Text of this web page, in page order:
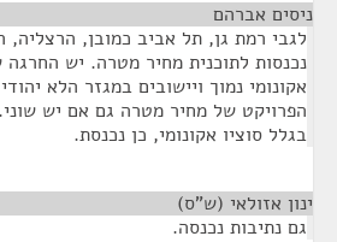
ניסים אברהם
לגבי רמת גן, תל אביב כמובן, הרצליה,
נכנסות לתוכנית מחיר מטרה. יש החרגה
אקונומי נמוך ויישובים במגזר הלא
הפרויקט של מחיר מטרה גם אם יש
בגלל סוציו אקונומי, כן נכנסת.
ינון אזולאי (ש"ס)
גם נתיבות נכנסה.